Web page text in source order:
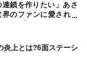
連鎖を作りたい」あさ
のファンに愛される
炎上とは?6面ステーシ